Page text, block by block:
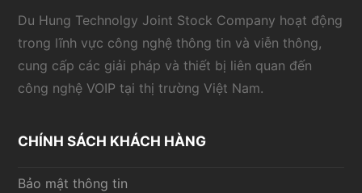
Du Hung Technolgy Joint Stock Company hoạt động
trong lĩnh vực công nghệ thông tin và viễn thông,
cung cấp các giải pháp và thiết bị liên quan đến
công nghệ VOIP tại thị trường Việt Nam.
CHÍNH SÁCH KHÁCH HÀNG
Bảo mật thông tin